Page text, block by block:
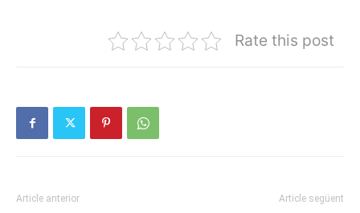
Rate this post
Article anterior Article següent